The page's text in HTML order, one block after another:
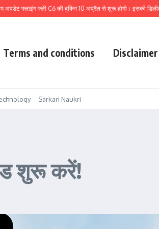
फ्ली C6 की बुकिंग 10 अप्रैल से शुरू होगी। इसकी डिलीवरी सबसे
Terms and conditions Disclaimer
Sarkari Naukri
शुरू करें!